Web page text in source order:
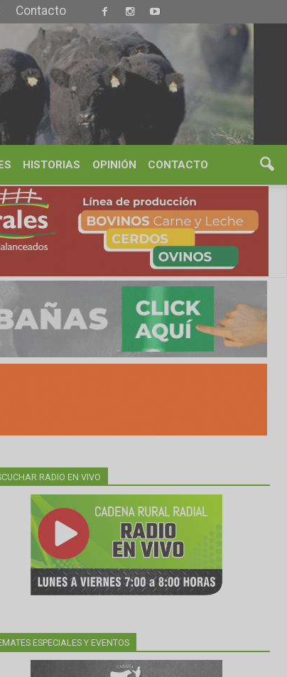
CONTACTO
ESCUCHAR RADIO EN VIVO